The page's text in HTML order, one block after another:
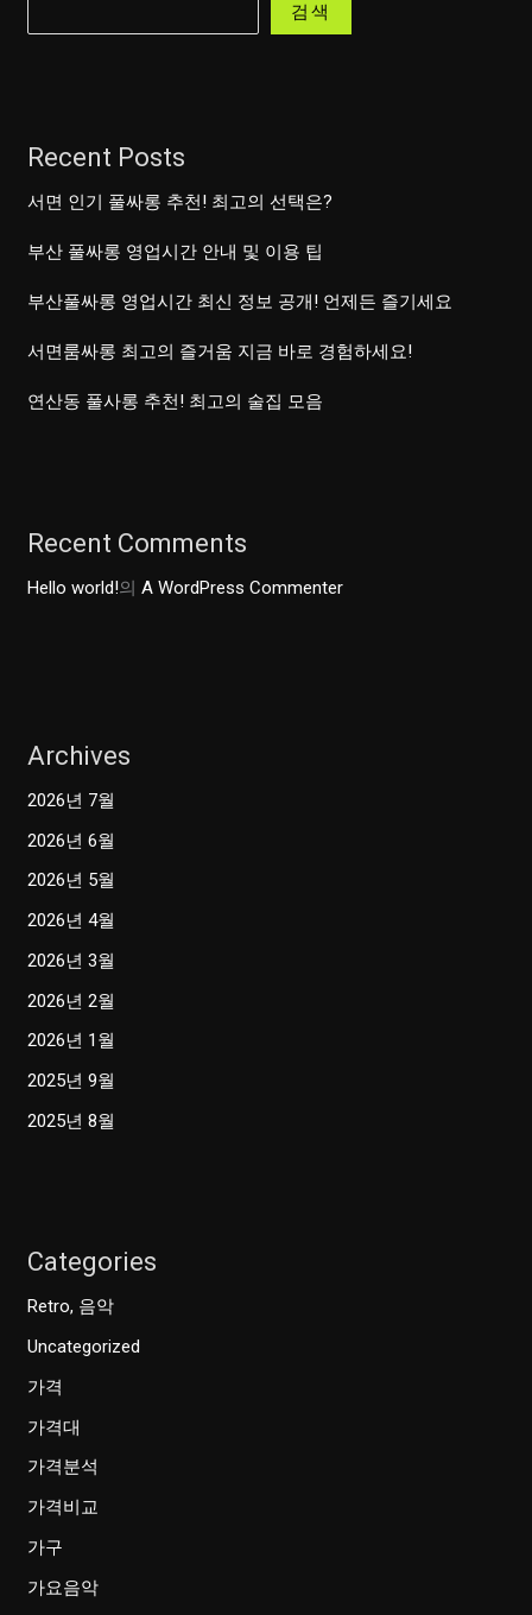
검색
Recent Posts
서면 인기 풀싸롱 추천! 최고의 선택은?
부산 풀싸롱 영업시간 안내 및 이용 팁
부산풀싸롱 영업시간 최신 정보 공개! 언제든 즐기세요
서면룸싸롱 최고의 즐거움 지금 바로 경험하세요!
연산동 풀사롱 추천! 최고의 술집 모음
Recent Comments
Hello world!의A WordPress Commenter
Archives
2026년 7월
2026년 6월
2026년 5월
2026년 4월
2026년 3월
2026년 2월
2026년 1월
2025년 9월
2025년 8월
Categories
Retro, 음악
Uncategorized
가격
가격대
가격분석
가격비교
가구
가요음악